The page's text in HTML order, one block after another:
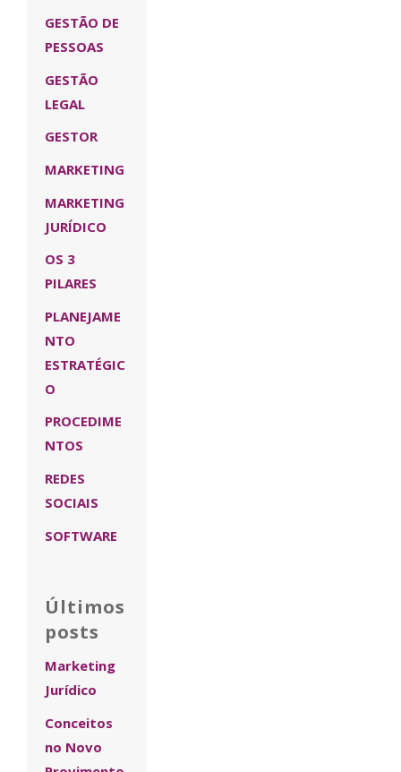
GESTÃO DE
PESSOAS
GESTÃO
LEGAL
GESTOR
MARKETING
MARKETING
JURÍDICO
OS 3
PILARES
PLANEJAME
NTO
ESTRATÉGIC
O
PROCEDIME
NTOS
REDES
SOCIAIS
SOFTWARE
Últimos
posts
Marketing
Jurídico
Conceitos
no Novo